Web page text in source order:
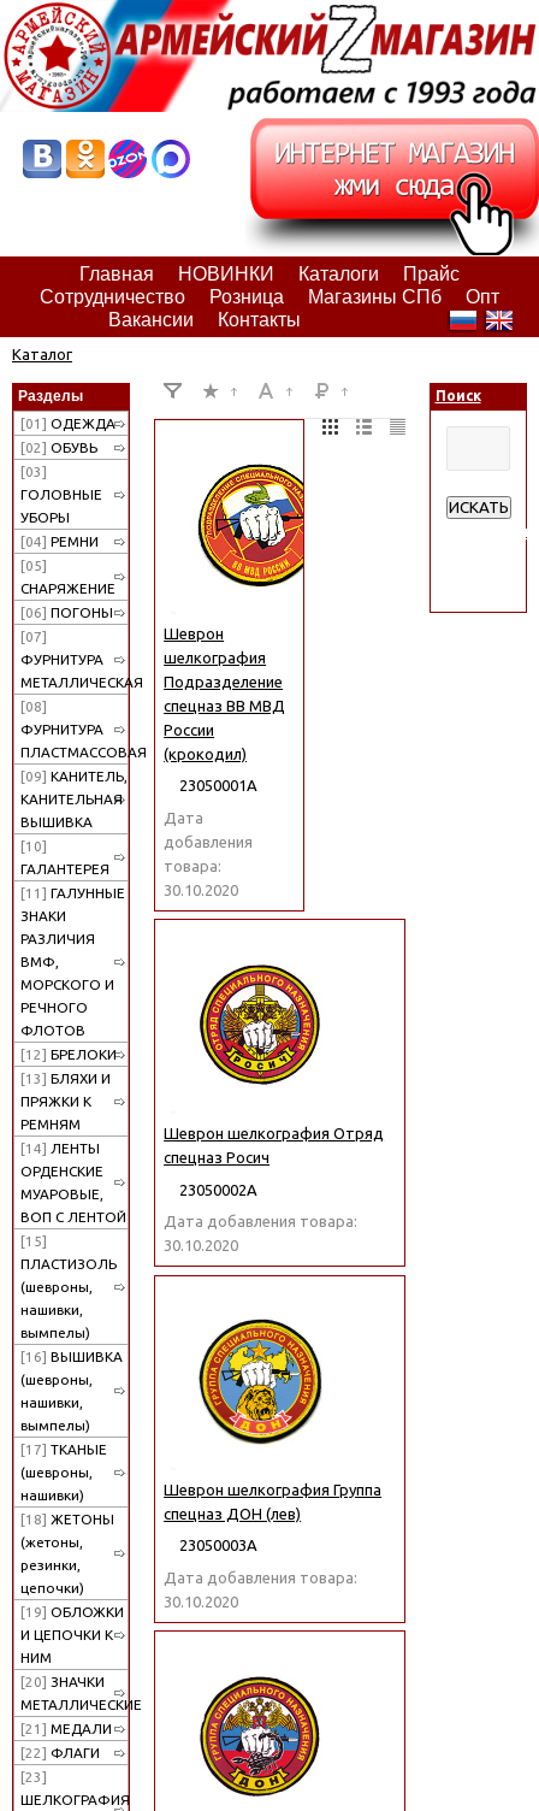
Главная НОВИНКИ Каталоги
Прайс
Сотрудничество
Розница Магазины СПб
Опт
Вакансии
Контакты
Каталог
Разделы
[01] ОДЕЖДА
[02] ОБУВЬ
[03]
ГОЛОВНЫЕ
УБОРЫ
[04] РЕМНИ
[05]
СНАРЯЖЕНИЕ
[06] ПОГОНЫ
[07]
ФУРНИТУРА
МЕТАЛЛИЧЕСКАЯ
[08]
ФУРНИТУРА
ПЛАСТМАССОВАЯ
[09] КАНИТЕЛЬ,
КАНИТЕЛЬНАЯ
ВЫШИВКА
[10]
ГАЛАНТЕРЕЯ
[11] ГАЛУННЫЕ
ЗНАКИ
РАЗЛИЧИЯ
ВМФ,
МОРСКОГО И
РЕЧНОГО
ФЛОТОВ
[12] БРЕЛОКИ
[13] БЛЯХИ И
ПРЯЖКИ К
РЕМНЯМ
[14] ЛЕНТЫ
ОРДЕНСКИЕ
МУАРОВЫЕ,
ВОП С ЛЕНТОЙ
[15]
ПЛАСТИЗОЛЬ
(шевроны,
нашивки,
вымпелы)
[16] ВЫШИВКА
(шевроны,
нашивки,
вымпелы)
[17] ТКАНЫЕ
(шевроны,
нашивки)
[18] ЖЕТОНЫ
(жетоны,
резинки,
цепочки)
[19] ОБЛОЖКИ
И ЦЕПОЧКИ К
НИМ
[20] ЗНАЧКИ
МЕТАЛЛИЧЕСКИЕ
[21] МЕДАЛИ
[22] ФЛАГИ
[23]
ШЕЛКОГРАФИЯ
Шеврон
шелкография
Подразделение
спецназ ВВ МВД
России
(крокодил)
23050001А
Дата
добавления
товара:
30.10.2020
Шеврон шелкография Отряд
спецназ Росич
23050002А
Дата добавления товара:
30.10.2020
Шеврон шелкография Группа
спецназ ДОН (лев)
23050003А
Дата добавления товара:
30.10.2020
Поиск
ИСКАТЬ